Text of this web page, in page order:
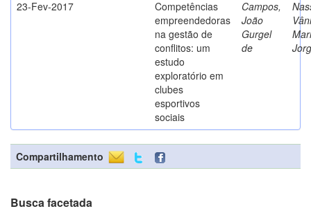
23-Fev-2017
Competências
empreendedoras
na gestão de
conflitos: um
estudo
exploratório em
clubes
esportivos
sociais
Campos,
João
Gurgel
de
Compartilhamento
Busca facetada